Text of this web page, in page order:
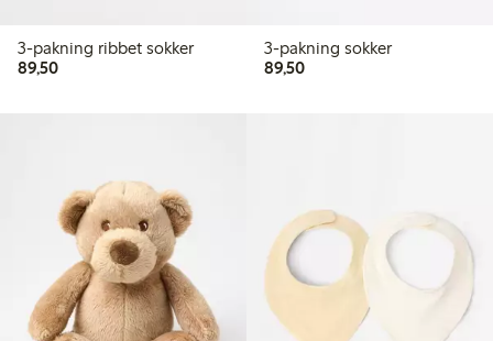
3-pakning ribbet sokker
89,5089,50 kr
3-pakning sokker
89,5089,50 kr